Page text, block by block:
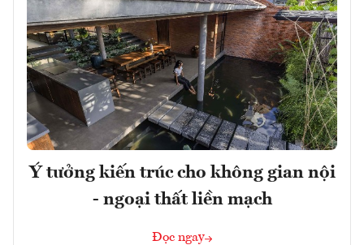
Ý tưởng kiến trúc cho không gian nội
- ngoại thất liền mạch
Đọc ngay